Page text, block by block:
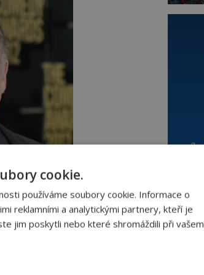
manžel byl
ohledu na
pláčem
cookie.
používáme soubory cookie. Informace o
reklamními a analytickými partnery, kteří je
jim poskytli nebo které shromáždili při vašem